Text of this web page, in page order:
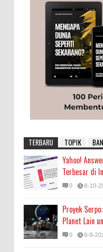
TERBARU TOPIK
Yahoo!
Terbesar di
0 8-10-
Proyek
Planet Lain
0 8-9-